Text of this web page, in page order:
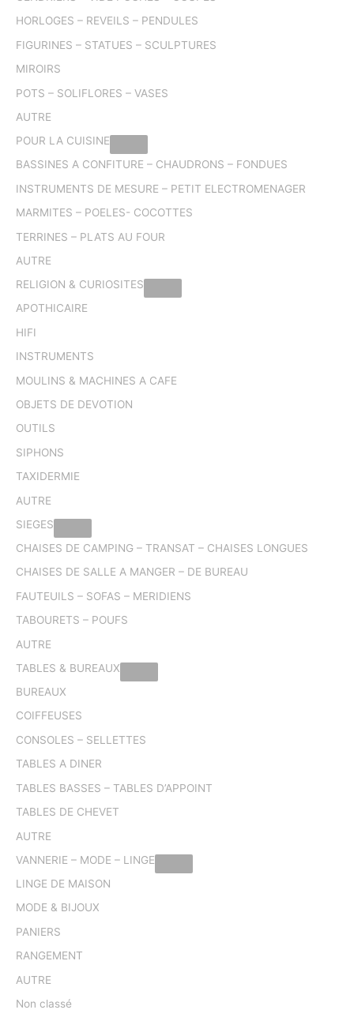
HORLOGES – REVEILS – PENDULES
FIGURINES – STATUES – SCULPTURES
MIROIRS
POTS – SOLIFLORES – VASES
AUTRE
POUR LA CUISINE
BASSINES A CONFITURE – CHAUDRONS – FONDUES
INSTRUMENTS DE MESURE – PETIT ELECTROMENAGER
MARMITES – POELES- COCOTTES
TERRINES – PLATS AU FOUR
AUTRE
RELIGION & CURIOSITES
APOTHICAIRE
HIFI
INSTRUMENTS
MOULINS & MACHINES A CAFE
OBJETS DE DEVOTION
OUTILS
SIPHONS
TAXIDERMIE
AUTRE
SIEGES
CHAISES DE CAMPING – TRANSAT – CHAISES LONGUES
CHAISES DE SALLE A MANGER – DE BUREAU
FAUTEUILS – SOFAS – MERIDIENS
TABOURETS – POUFS
AUTRE
TABLES & BUREAUX
BUREAUX
COIFFEUSES
CONSOLES – SELLETTES
TABLES A DINER
TABLES BASSES – TABLES D’APPOINT
TABLES DE CHEVET
AUTRE
VANNERIE – MODE – LINGE
LINGE DE MAISON
MODE & BIJOUX
PANIERS
RANGEMENT
AUTRE
Non classé